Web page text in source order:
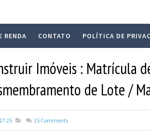
RENDA CONTATO POLÍTICA DE
Imóveis : Matrícula
de Lote /
17:25 15 Comments